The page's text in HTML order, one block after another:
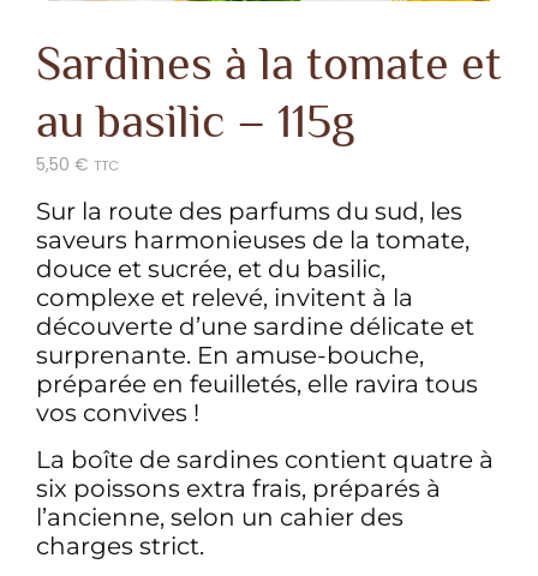
Sardines à la tomate et
au basilic – 115g
5,50 € TTC
Sur la route des parfums du sud, les
saveurs harmonieuses de la tomate,
douce et sucrée, et du basilic,
complexe et relevé, invitent à la
découverte d’une sardine délicate et
surprenante. En amuse-bouche,
préparée en feuilletés, elle ravira tous
vos convives !
La boîte de sardines contient quatre à
six poissons extra frais, préparés à
l’ancienne, selon un cahier des
charges strict.